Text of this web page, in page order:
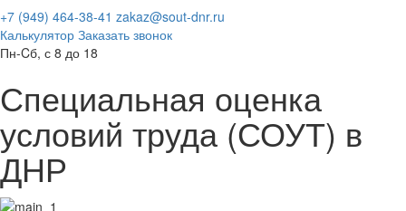
+7 (949) 464-38-41 zakaz@sout-dnr.ru
Калькулятор Заказать звонок
Пн-Cб, с 8 до 18
Специальная оценка
условий труда (СОУТ) в
ДНР